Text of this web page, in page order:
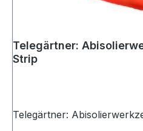
Telegärtner:
Strip
Telegärtner: